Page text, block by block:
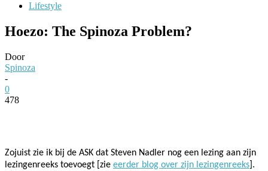
Lifestyle
Hoezo: The Spinoza Problem?
Door
Spinoza
-
0
478
Zojuist zie ik bij de ASK dat Steven Nadler nog een lezing aan zijn
lezingenreeks toevoegt [zie eerder blog over zijn lezingenreeks ].